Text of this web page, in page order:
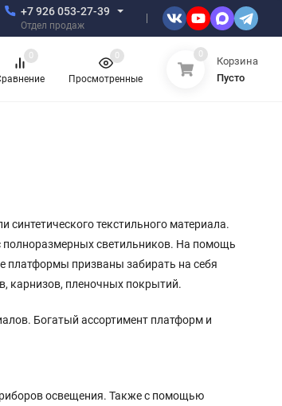
+7 926 053-27-39
Отдел продаж
0
Просмотренные
0 0
Корзина
Пусто
текстильного материала.
полноразмерных светильников. На помощь
платформы призваны забирать на себя
карнизов, пленочных покрытий.
Богатый ассортимент платформ и
освещения. Также с помощью